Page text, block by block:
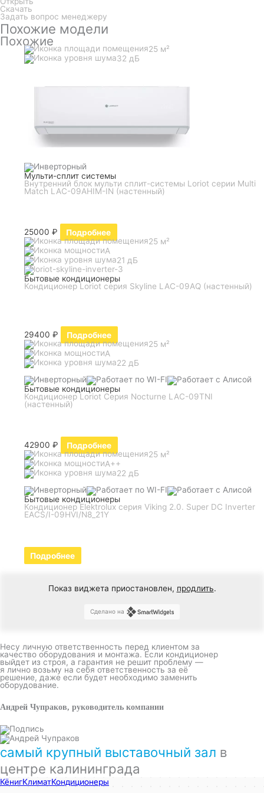
Скачать
Задать вопрос менеджеру
Похожие модели
Похожие
25 м²
32 дБ
Мульти-сплит системы
Внутренний блок мульти сплит-системы Loriot серии Multi
Match LAC-09AHIM-IN (настенный)
25000₽
Подробнее
25 м²
A
21 дБ
Бытовые кондиционеры
Кондиционер Loriot серия Skyline LAC-09AQ (настенный)
29400₽
Подробнее
25 м²
A
22 дБ
Бытовые кондиционеры
Кондиционер Loriot Серия Nocturne LAC-09TNI
(настенный)
42900₽
Подробнее
25 м²
A++
22 дБ
Бытовые кондиционеры
Кондиционер Elektrolux серия Viking 2.0. Super DC Inverter
EACS/I-09HVI/N8_21Y
Подробнее
Показ виджета приостановлен, продлить.
Сделано на
Несу личную ответственность перед клиентом за
качество оборудования и монтажа. Если кондиционер
выйдет из строя, а гарантия не решит проблему —
я лично возьму на себя ответственность за её
решение, даже если будет необходимо заменить
оборудование.
Андрей Чупраков, руководитель компании
самый крупный выставочный зал в
центре калининграда
КёнигКлимат
Кондиционеры в Калининграде